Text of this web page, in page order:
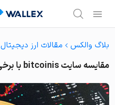
content
بلاگ والکس مقالات ارز دیجیتال
مقایسه سایت bitcoinis با برخی از منابع خبری کریپتو